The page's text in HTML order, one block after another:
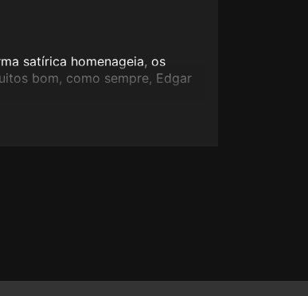
satírica homenageia, os
bom, como sempre, Edgar